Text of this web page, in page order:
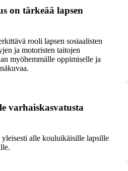
on tärkeää lapsen
rooli lapsen sosiaalisten
ja motoristen taitojen
myöhemmälle oppimiselle ja
varhaiskasvatusta
yleisesti alle kouluikäisille lapsille